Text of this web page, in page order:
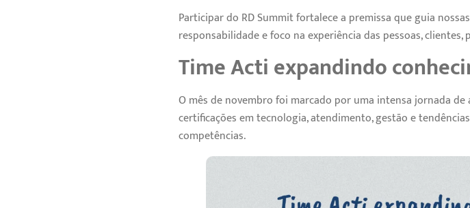
Participar do RD Summit fortalece a premissa que guia
responsabilidade e foco na experiência das pessoas,
Time Acti expandindo
O mês de novembro foi marcado por uma intensa jornada
certificações em tecnologia, atendimento, gestão e
competências.